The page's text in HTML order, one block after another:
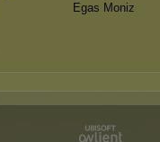
Egas Moniz